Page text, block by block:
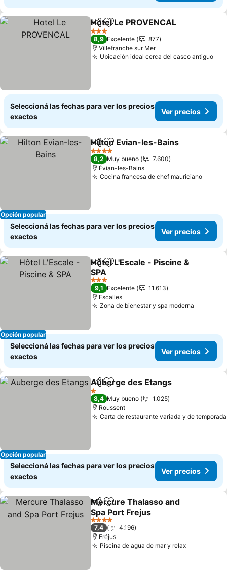
CompartirAñadir a favoritos
Hotel Le PROVENCAL
3 Estrellas
8,9 Excelente
877
Villefranche sur Mer
Ubicación ideal cerca del casco antiguo
Seleccioná las fechas para ver los precios
exactos
Ver precios
Opción popular
CompartirAñadir a favoritos
Hilton Evian-les-Bains
4 Estrellas
8,2 Muy bueno
7.600
Évian-les-Bains
Cocina francesa de chef mauricianoVer
Seleccioná las fechas para ver los precios
exactos
Ver precios
Opción popular
CompartirAñadir a favoritos
Hôtel L'Escale - Piscine &
SPA
Ver precios
3 Estrellas
9,1 Excelente
11.613
Escalles
Zona de bienestar y spa moderna
Seleccioná las fechas para ver los precios
exactos
Ver precios
Opción popular
CompartirAñadir a favoritos
Auberge des Etangs
1 Estrellas
8,4 Muy bueno
1.025
Roussent
Carta de restaurante variada y de temporada
Seleccioná las fechas para ver los precios
exactos
Ver precios
CompartirAñadir a favoritos
Mercure Thalasso and
Spa Port Frejus
Ver precios
4 Estrellas
7,4
4.196
Fréjus
Piscina de agua de mar y relaxVer